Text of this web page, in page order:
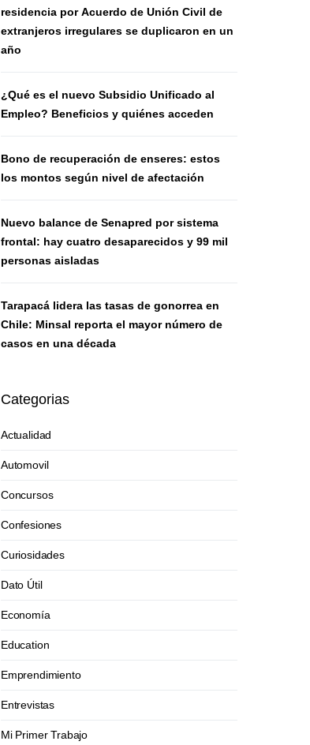
residencia por Acuerdo de Unión Civil de
extranjeros irregulares se duplicaron en un
año
¿Qué es el nuevo Subsidio Unificado al
Empleo? Beneficios y quiénes acceden
Bono de recuperación de enseres: estos
los montos según nivel de afectación
Nuevo balance de Senapred por sistema
frontal: hay cuatro desaparecidos y 99 mil
personas aisladas
Tarapacá lidera las tasas de gonorrea en
Chile: Minsal reporta el mayor número de
casos en una década
Categorias
Actualidad
Automovil
Concursos
Confesiones
Curiosidades
Dato Útil
Economía
Education
Emprendimiento
Entrevistas
Mi Primer Trabajo